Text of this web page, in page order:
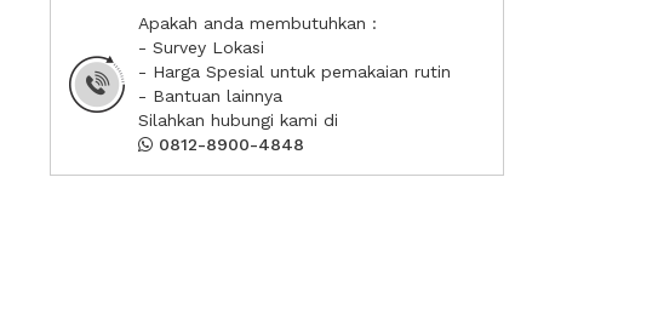
Apakah anda membutuhkan :
- Survey Lokasi
- Harga Spesial untuk pemakaian rutin
- Bantuan lainnya
Silahkan hubungi kami di
0812-8900-4848